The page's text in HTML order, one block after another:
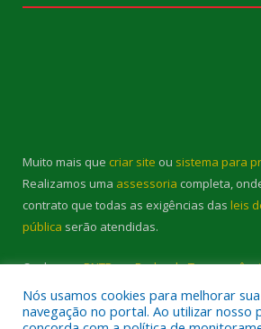
Muito mais que criar site ou sistema para
Realizamos uma assessoria completa,
contrato que todas as exigências das leis
pública serão atendidas.
Conheça oPNTPe oRadar da
Nós usamos cookies para melhorar
navegação no portal. Ao utilizar nosso